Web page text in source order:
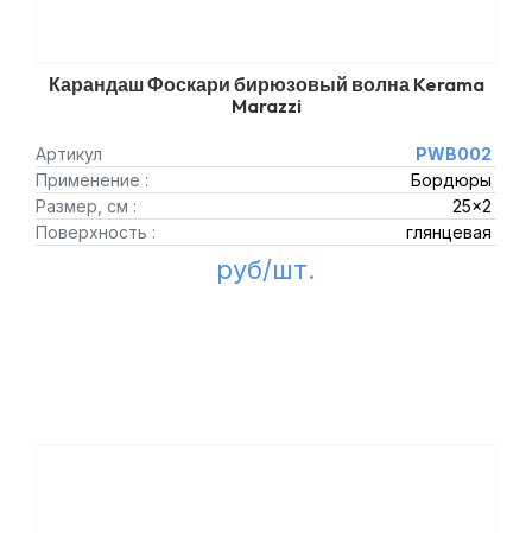
Карандаш Фоскари бирюзовый волна Kerama
Marazzi
Артикул
PWB002
Применение :
Бордюры
Размер, см :
25x2
Поверхность :
глянцевая
руб/шт.